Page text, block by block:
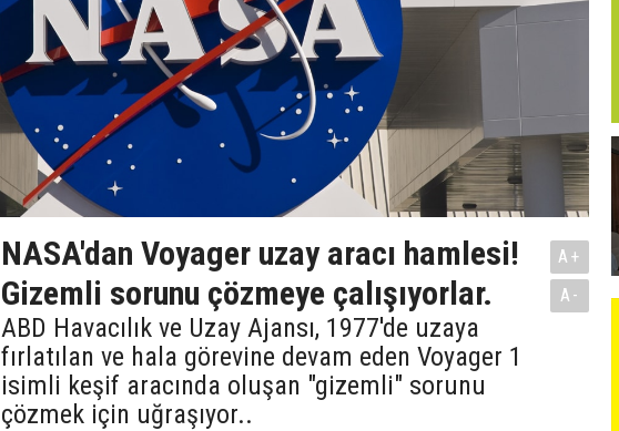
NASA'dan Voyager uzay aracı hamlesi!
Gizemli sorunu çözmeye çalışıyorlar.
ABD Havacılık ve Uzay Ajansı, 1977'de uzaya
fırlatılan ve hala görevine devam eden Voyager 1
isimli keşif aracında oluşan "gizemli" sorunu
çözmek için uğraşıyor..
A+
A-